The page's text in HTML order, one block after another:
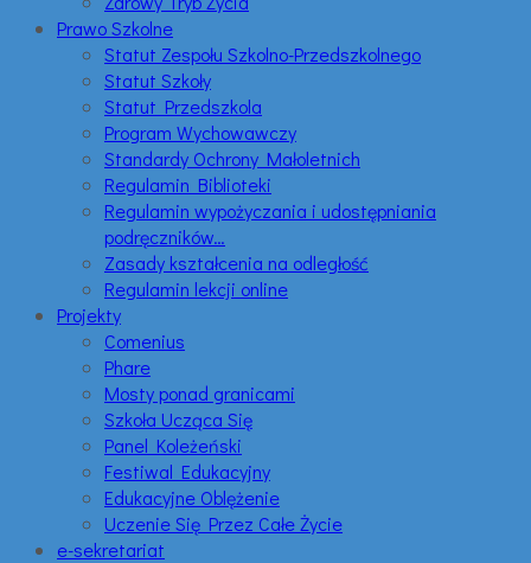
Prawo Szkolne
Statut Zespołu Szkolno-Przedszkolnego
Statut Szkoły
Statut Przedszkola
Program Wychowawczy
Standardy Ochrony Małoletnich
Regulamin Biblioteki
Regulamin wypożyczania i udostępniania
podręczników…
Zasady kształcenia na odległość
Regulamin lekcji online
Projekty
Comenius
Phare
Mosty ponad granicami
Szkoła Ucząca Się
Panel Koleżeński
Festiwal Edukacyjny
Edukacyjne Oblężenie
Uczenie Się Przez Całe Życie
e-sekretariat